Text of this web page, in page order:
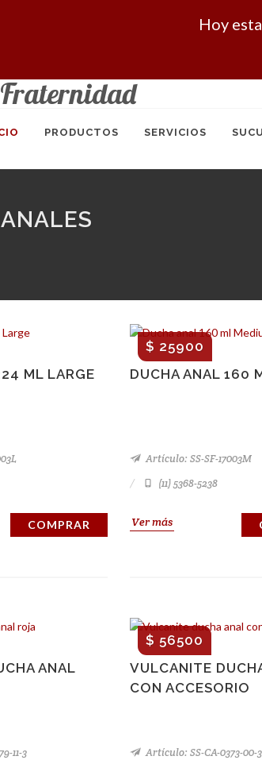
Hoy
PRODUCTOS SERVICIOS
ML LARGE
COMPRAR
DUCHA ANAL 160
$ 25900
Artículo: SS-SF-17003M
(11) 5368-5238
Ver más
ANAL
11-3
VULCANITE
CON ACCESORIO
$ 56500
Artículo: SS-CA-0373-00-3